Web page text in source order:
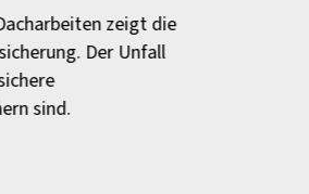
zeigt die
Der Unfall
sind.